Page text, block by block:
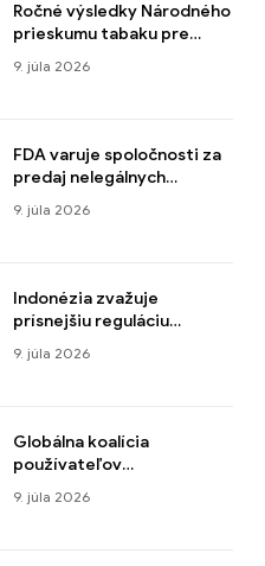
Ročné výsledky Národného
prieskumu tabaku pre
mládež
9. júla 2026
FDA varuje spoločnosti za
predaj nelegálnych
elektronických cigariet,
ktorí majú radi hračky,
9. júla 2026
Indonézia zvažuje
prísnejšiu reguláciu
marketingu elektronických
cigariet
9. júla 2026
Globálna koalícia
používateľov
elektronických cigariet
Zvýšenie cien
9. júla 2026